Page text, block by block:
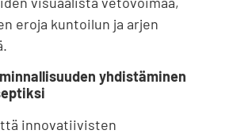
eroja kuntoilun ja arjen
yhdistäminen
innovatiivisten